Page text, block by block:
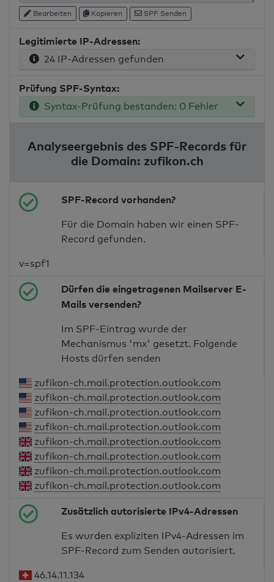
Bearbeiten Kopieren SPF Senden
Legitimierte IP-Adressen:
24 IP-Adressen gefunden
Prüfung SPF-Syntax:
Syntax-Prüfung bestanden: 0 Fehler
Analyseergebnis des SPF-Records für
die Domain: zufikon.ch
SPF-Record vorhanden?
Für die Domain haben wir einen SPF-
Record gefunden.
v=spf1
Dürfen die eingetragenen Mailserver E-
Mails versenden?
Im SPF-Eintrag wurde der
Mechanismus 'mx' gesetzt. Folgende
Hosts dürfen senden
zufikon-ch.mail.protection.outlook.com
zufikon-ch.mail.protection.outlook.com
zufikon-ch.mail.protection.outlook.com
zufikon-ch.mail.protection.outlook.com
zufikon-ch.mail.protection.outlook.com
zufikon-ch.mail.protection.outlook.com
zufikon-ch.mail.protection.outlook.com
zufikon-ch.mail.protection.outlook.com
Zusätzlich autorisierte IPv4-Adressen
Es wurden expliziten IPv4-Adressen im
SPF-Record zum Senden autorisiert.
46.14.11.134